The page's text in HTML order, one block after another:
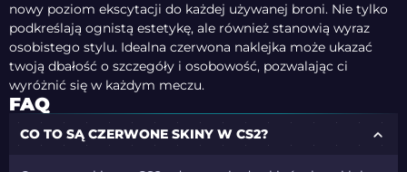
nowy poziom ekscytacji do każdej używanej broni. Nie tylko
podkreślają ognistą estetykę, ale również stanowią wyraz
osobistego stylu. Idealna czerwona naklejka może ukazać
twoją dbałość o szczegóły i osobowość, pozwalając ci
wyróżnić się w każdym meczu.
FAQ
CO TO SĄ CZERWONE SKINY W CS2?